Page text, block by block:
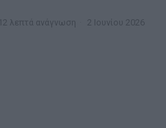
12 λεπτά ανάγνωση 2 Ιουνίου 2026